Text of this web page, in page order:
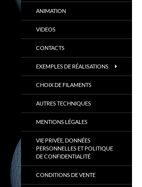
ANIMATION
VIDEOS
CONTACTS
EXEMPLES DE RÉALISATIONS
CHOIX DE FILAMENTS
AUTRES TECHNIQUES
MENTIONS LÉGALES
VIE PRIVÉE, DONNÉES
PERSONNELLES ET POLITIQUE
DE CONFIDENTIALITÉ
CONDITIONS DE VENTE